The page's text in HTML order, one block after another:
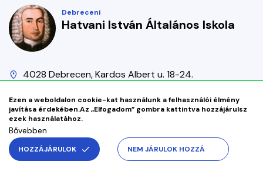
Iskola
Debreceni
Hatvani István Általános Iskola
Alsó
menü
4028 Debrecen, Kardos Albert u. 18-24.
Copyright © 2026 Debreceni Hatvani István Általános Iskola
Adatvédelem OM azonosító: 031080
Ezen a weboldalon cookie-kat használunk a felhasználói élmény
javítása érdekében.Az „Elfogadom” gombra kattintva hozzájárulsz
ezek használatához.
Bővebben
HOZZÁJÁRULOK NEM JÁRULOK HOZZÁ